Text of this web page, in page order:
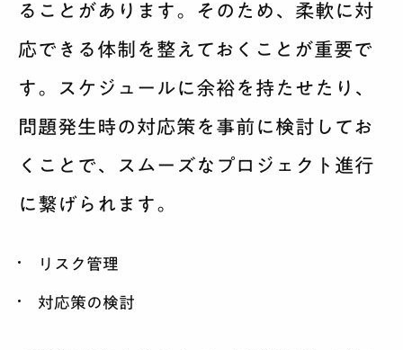
ることがあります。そのため、柔軟に対
応できる体制を整えておくことが重要で
す。スケジュールに余裕を持たせたり、
問題発生時の対応策を事前に検討してお
くことで、スムーズなプロジェクト進行
に繋げられます。
リスク管理
対応策の検討